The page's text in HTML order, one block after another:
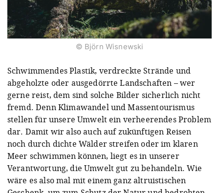
© Björn Wisnewski
Schwimmendes Plastik, verdreckte Strände und
abgeholzte oder ausgedörrte Landschaften – wer
gerne reist, dem sind solche Bilder sicherlich nicht
fremd. Denn Klimawandel und Massentourismus
stellen für unsere Umwelt ein verheerendes Problem
dar. Damit wir also auch auf zukünftigen Reisen
noch durch dichte Wälder streifen oder im klaren
Meer schwimmen können, liegt es in unserer
Verantwortung, die Umwelt gut zu behandeln. Wie
wäre es also mal mit einem ganz altruistischen